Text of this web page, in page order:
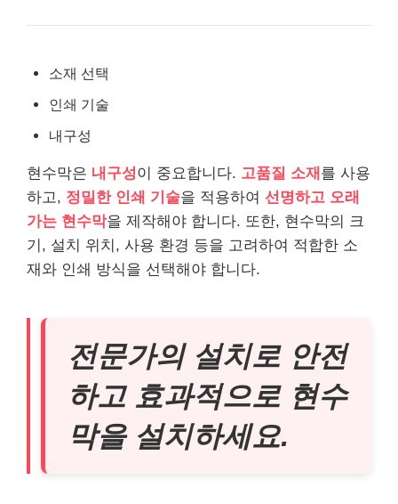
소재 선택
인쇄 기술
내구성
현수막은 내구성이 중요합니다. 고품질 소재 를 사용
하고, 정밀한 인쇄 기술을 적용하여 선명하고 오래
가는 현수막을 제작해야 합니다. 또한, 현수막의 크
기, 설치 위치, 사용 환경 등을 고려하여 적합한 소
재와 인쇄 방식을 선택해야 합니다.
전문가의 설치로 안전
하고 효과적으로 현수
막을 설치하세요.